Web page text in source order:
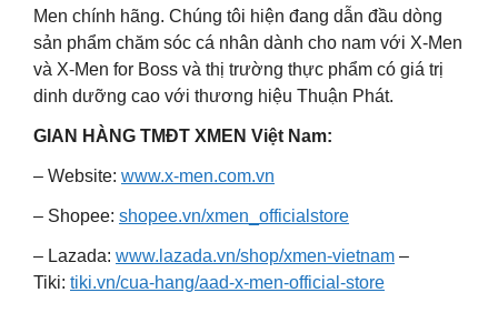
Men chính hãng. Chúng tôi hiện đang dẫn đầu dòng
sản phẩm chăm sóc cá nhân dành cho nam với X-Men
và X-Men for Boss và thị trường thực phẩm có giá trị
dinh dưỡng cao với thương hiệu Thuận Phát.
GIAN HÀNG TMĐT XMEN Việt Nam:
– Website: www.x-men.com.vn
– Shopee: shopee.vn/xmen_officialstore
– Lazada: www.lazada.vn/shop/xmen-vietnam –
Tiki: tiki.vn/cua-hang/aad-x-men-official-store